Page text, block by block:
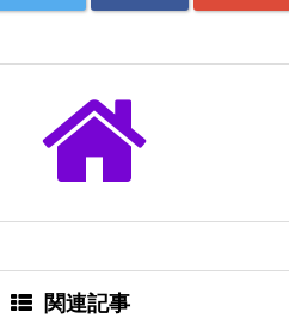
関連記事